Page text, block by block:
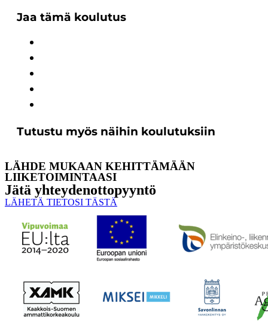
Jaa tämä koulutus
Tutustu myös näihin koulutuksiin
LÄHDE MUKAAN KEHITTÄMÄÄN
LIIKETOIMINTAASI
Jätä yhteyden­ottopyyntö
LÄHETÄ TIETOSI TÄSTÄ